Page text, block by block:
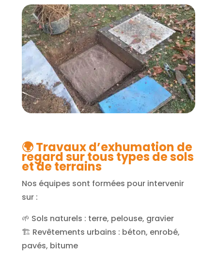
🌍Travaux d’exhumation de
regard sur tous types de sols
et de terrains
Nos équipes sont formées pour intervenir
sur :
🌱 Sols naturels : terre, pelouse, gravier
🏗️ Revêtements urbains : béton, enrobé,
pavés, bitume